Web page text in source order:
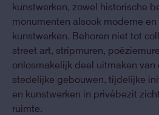
kunstwerken, zowel historische
monumenten alsook moderne
kunstwerken. Behoren niet tot
street art, stripmuren,
onlosmakelijk deel uitmaken van
stedelijke gebouwen, tijdelijke
en kunstwerken in privébezit
ruimte.